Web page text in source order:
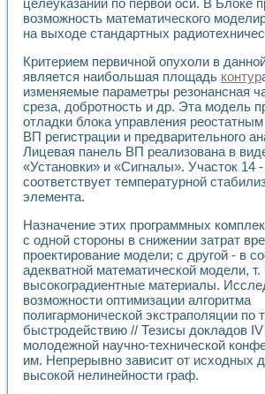
Установка для измерения
Исследование кинетики
Микрозондовая система для
Метод траекторий в
Промышленная автоматизация
Автоматизация
Использование систем
Исследование
Применение LabVIEW при
Разработка виртуальных
Управление температурой
Разработка программного
Использование технологий
Оборудование для
Автоматизация реометрических
Применение измерителя
Исследование
Стенд для исследования
Автоматизация контроля
Измерительный контроль с
целеуказаний по первой оси. В Блоке
возможность математического
на выходе стандартных
Критерием первичной опухоли в
является наибольшая площадь контур
изменяемые параметры резонансная
среза, добротность и др. Эта модель
отладки блока управления
ВП регистрации и предварительного
Лицевая панель ВП реализована в
«Установки» и «Сигналы». Участок 14 -
соответствует температурной
элемента.
Назначение этих программных
с одной стороны в снижении затрат
проектирование модели; с другой - в
адекватной математической модели,
высокоградиентные материалы.
возможности оптимизации алгоритма
полигармонической экстраполяции по
быстродействию // Тезисы докладов
молодежной научно-технической
им. Непрерывно зависит от исходных
высокой нелинейности граф.